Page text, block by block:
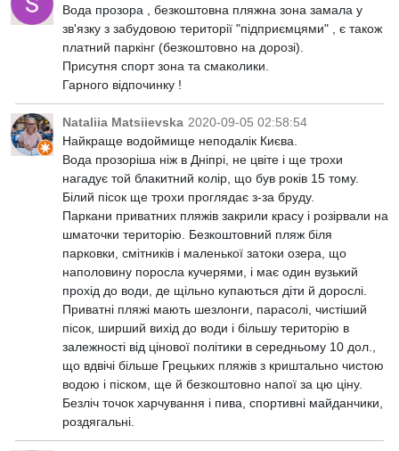
Вода прозора , безкоштовна пляжна зона замала у
зв'язку з забудовою території "підприємцями" , є також
платний паркінг (безкоштовно на дорозі).
Присутня спорт зона та смаколики.
Гарного відпочинку !
Nataliia Matsiievska 2020-09-05 02:58:54
Найкраще водоймище неподалік Києва.
Вода прозоріша ніж в Дніпрі, не цвіте і ще трохи
нагадує той блакитний колір, що був років 15 тому.
Білий пісок ще трохи проглядає з-за бруду.
Паркани приватних пляжів закрили красу і розірвали на
шматочки територію. Безкоштовний пляж біля
парковки, смітників і маленької затоки озера, що
наполовину поросла кучерями, і має один вузький
прохід до води, де щільно купаються діти й дорослі.
Приватні пляжі мають шезлонги, парасолі, чистіший
пісок, ширший вихід до води і більшу територію в
залежності від цінової політики в середньому 10 дол.,
що вдвічі більше Грецьких пляжів з криштально чистою
водою і піском, ще й безкоштовно напої за цю ціну.
Безліч точок харчування і пива, спортивні майданчики,
роздягальні.